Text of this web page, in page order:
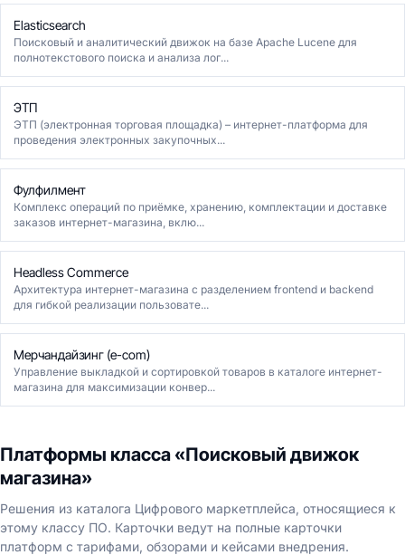
Elasticsearch
Поисковый и аналитический движок на базе Apache Lucene для
полнотекстового поиска и анализа лог...
ЭТП
ЭТП (электронная торговая площадка) – интернет-платформа для
проведения электронных закупочных...
Фулфилмент
Комплекс операций по приёмке, хранению, комплектации и доставке
заказов интернет-магазина, вклю...
Headless Commerce
Архитектура интернет-магазина с разделением frontend и backend
для гибкой реализации пользовате...
Мерчандайзинг (e-com)
Управление выкладкой и сортировкой товаров в каталоге интернет-
магазина для максимизации конвер...
Платформы класса «Поисковый движок
магазина»
Решения из каталога Цифрового маркетплейса, относящиеся к
этому классу ПО. Карточки ведут на полные карточки
платформ с тарифами, обзорами и кейсами внедрения.